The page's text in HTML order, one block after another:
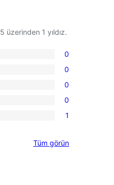
5 üzerinden 1 yıldız.
0
0
0
0
1
Tüm değerlendirmeleri
görün